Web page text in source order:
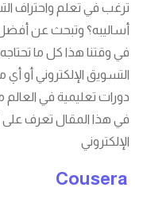
ترغب في تعلم واحتراف
أساليبه؟ وتبحث عن
في وقتنا هذا كل ما
التسويق الإلكتروني أو
دورات تعليمية في
في هذا المقال تعرف على
الإلكتروني
Cousera